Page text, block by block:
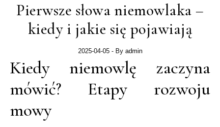
Pierwsze słowa niemowlaka –
kiedy i jakie się pojawiają
2025-04-05 - By admin
Kiedy niemowlę zaczyna
mówić? Etapy rozwoju
mowy